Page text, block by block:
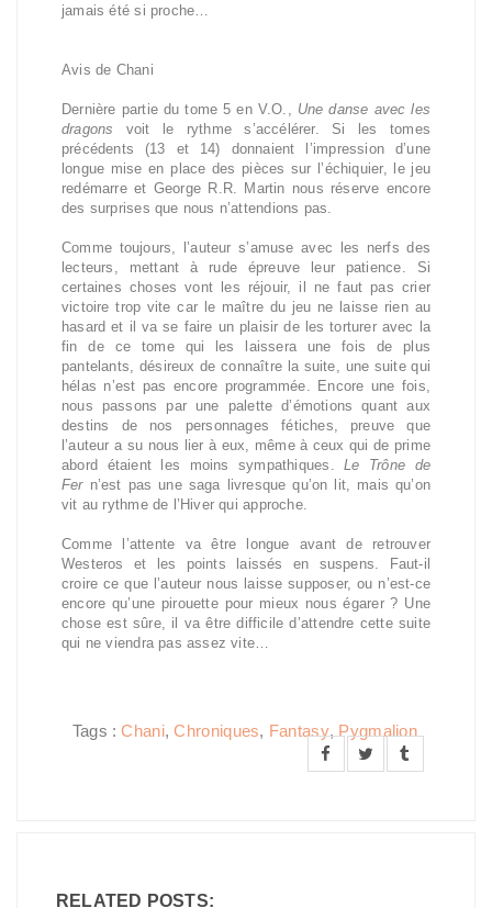
jamais été si proche…
Avis de Chani
Dernière partie du tome 5 en V.O., Une danse avec les
dragons voit le rythme s’accélérer. Si les tomes
précédents (13 et 14) donnaient l’impression d’une
longue mise en place des pièces sur l’échiquier, le jeu
redémarre et George R.R. Martin nous réserve encore
des surprises que nous n’attendions pas.
Comme toujours, l’auteur s’amuse avec les nerfs des
lecteurs, mettant à rude épreuve leur patience. Si
certaines choses vont les réjouir, il ne faut pas crier
victoire trop vite car le maître du jeu ne laisse rien au
hasard et il va se faire un plaisir de les torturer avec la
fin de ce tome qui les laissera une fois de plus
pantelants, désireux de connaître la suite, une suite qui
hélas n’est pas encore programmée. Encore une fois,
nous passons par une palette d’émotions quant aux
destins de nos personnages fétiches, preuve que
l’auteur a su nous lier à eux, même à ceux qui de prime
abord étaient les moins sympathiques.Le Trône de
Fern’est pas une saga livresque qu’on lit, mais qu’on
vit au rythme de l’Hiver qui approche.
Comme l’attente va être longue avant de retrouver
Westeros et les points laissés en suspens. Faut-il
croire ce que l’auteur nous laisse supposer, ou n’est-ce
encore qu’une pirouette pour mieux nous égarer ? Une
chose est sûre, il va être difficile d’attendre cette suite
qui ne viendra pas assez vite…
Tags :Chani,Chroniques, Fantasy, Pygmalion
RELATED POSTS: